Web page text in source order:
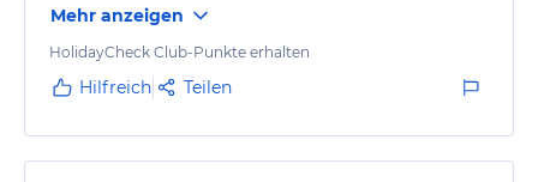
freundlich und gut gelaunt. Die Aktivitäten am Pool
haben großen Spaß gemacht, ohne dass die
Animation überhand nahm. Insgesamt haben wir
Hotel unbedingt empfehlen, um einen entspannten
Urlaub in ungezwungener Atmosphäre zu verleben.…
Mehr anzeigen
HolidayCheck Club-Punkte erhalten
Hilfreich Teilen